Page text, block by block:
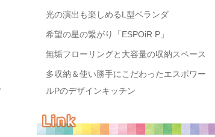
光の演出も楽しめるL型ベランダ
希望の星の繋がり「ESPOiR P」
無垢フローリングと大容量の収納スペース
多収納＆使い勝手にこだわったエスポワー
ルPのデザインキッチン